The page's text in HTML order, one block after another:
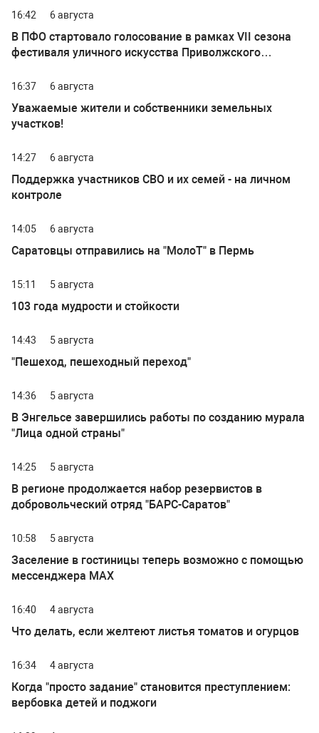
16:42 6 августа
В ПФО стартовало голосование в рамках VII сезона
фестиваля уличного искусства Приволжского
16:37 6 августа
Уважаемые жители и собственники земельных
участков!
14:27 6 августа
Поддержка участников СВО и их семей - на личном
контроле
14:05 6 августа
Саратовцы отправились на "МолоТ" в Пермь
15:11 5 августа
103 года мудрости и стойкости
14:43 5 августа
"Пешеход, пешеходный переход"
14:36 5 августа
В Энгельсе завершились работы по созданию мурала
"Лица одной страны"
14:25 5 августа
В регионе продолжается набор резервистов в
добровольческий отряд "БАРС-Саратов"
10:58 5 августа
Заселение в гостиницы теперь возможно с помощью
мессенджера MAX
16:40 4 августа
Что делать, если желтеют листья томатов и огурцов
16:34 4 августа
Когда "просто задание" становится преступлением:
вербовка детей и поджоги